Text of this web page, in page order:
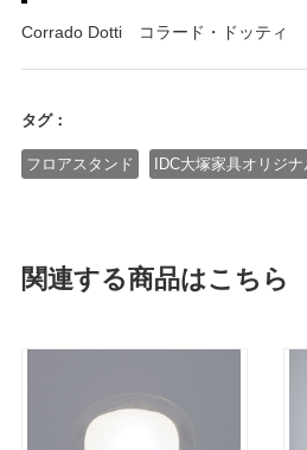
Corrado Dotti コラード・ドッティ
タグ：
フロアスタンド IDC大塚家具オリジナ
関連する商品はこちら